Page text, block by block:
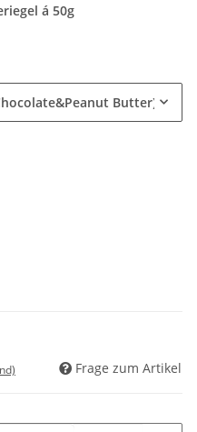
á 50g
Butter)
Frage zum Artikel